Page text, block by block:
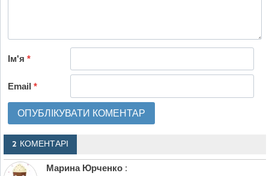
Ім'я*
Email*
2 КОМЕНТАРІ
Марина Юрченко :